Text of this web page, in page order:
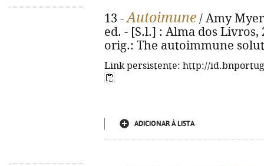
13 -Autoimune / Amy
ed. - [S.l.] : Alma dos Livros,
orig.: The autoimmune
Link persistente: http://
ADICIONAR À LISTA